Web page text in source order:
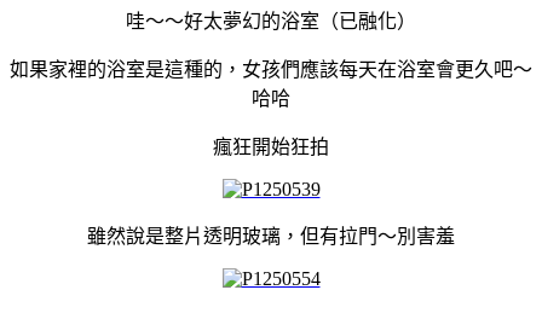
哇～～好太夢幻的浴室 （已融化）
如果家裡的浴室是這種的，女孩們應該每天在浴室會更久吧～
哈哈
瘋狂開始狂拍
雖然說是整片透明玻璃，但有拉門～別害羞